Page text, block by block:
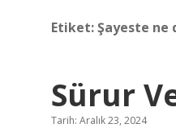
Etiket:Şayeste ne
Sürur
Tarih: Aralık 23, 2024